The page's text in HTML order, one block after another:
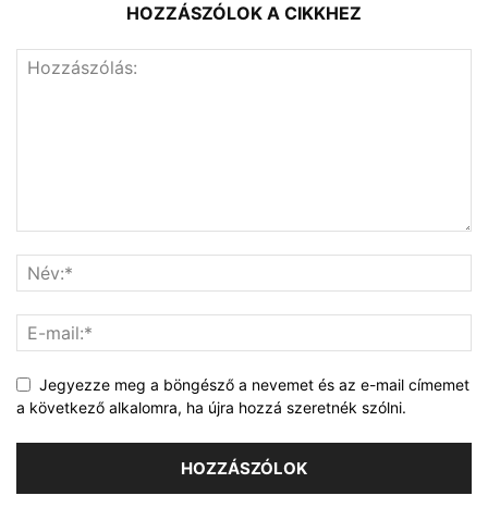
HOZZÁSZÓLOK A CIKKHEZ
Jegyezze meg a böngésző a nevemet és az e-mail címemet
a következő alkalomra, ha újra hozzá szeretnék szólni.